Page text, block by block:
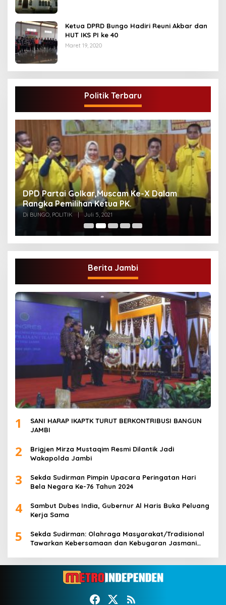
Ketua DPRD Bungo Hadiri Reuni Akbar dan
HUT IKS PI ke 40
Maret 19, 2020
Politik Terbaru
DPD Partai Golkar,Muscam Ke-X Dalam
Rangka Pemilihan Ketua PK.
Di BUNGO, POLITIK Juli 5, 2021
Berita Jambi
1
SANI HARAP IKAPTK TURUT BERKONTRIBUSI BANGUN
JAMBI
2
Brigjen Mirza Mustaqim Resmi Dilantik Jadi
Wakapolda Jambi
3
Sekda Sudirman Pimpin Upacara Peringatan Hari
Bela Negara Ke-76 Tahun 2024
4
Sambut Dubes India, Gubernur Al Haris Buka Peluang
Kerja Sama
5
Sekda Sudirman: Olahraga Masyarakat/Tradisional
Tawarkan Kebersamaan dan Kebugaran Jasmani